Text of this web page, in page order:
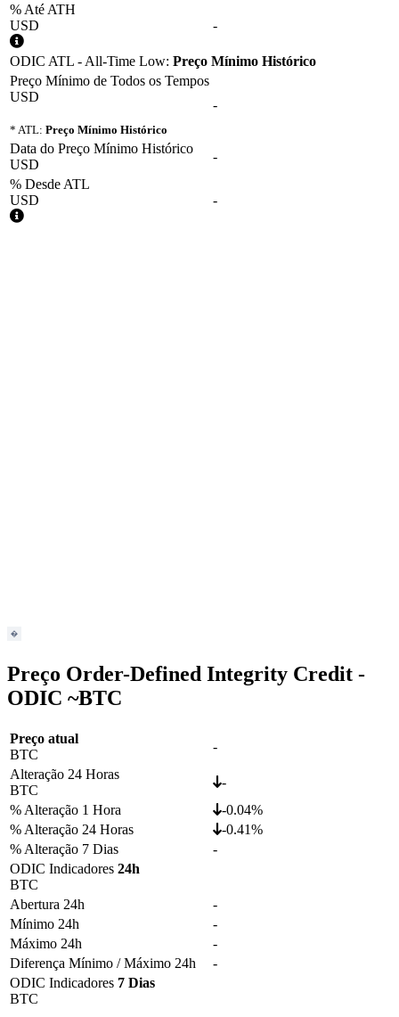
% Até ATH
USD
-
ODIC ATL - All-Time Low: Preço Mínimo Histórico
Preço Mínimo de Todos os Tempos
USD
* ATL: Preço Mínimo Histórico
-
Data do Preço Mínimo Histórico
USD
-
% Desde ATL
USD
-
Preço Order-Defined Integrity Credit -
ODIC ~BTC
Preço atual
BTC
-
Alteração 24 Horas
BTC
-
% Alteração 1 Hora
-0.04%
% Alteração 24 Horas
-0.41%
% Alteração 7 Dias
-
ODIC Indicadores 24h
BTC
Abertura 24h
-
Mínimo 24h
-
Máximo 24h
-
Diferença Mínimo / Máximo 24h
-
ODIC Indicadores 7 Dias
BTC